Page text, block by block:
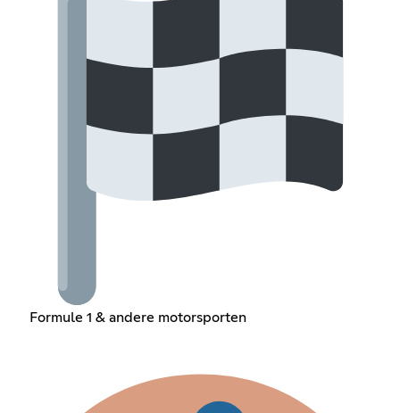
Formule 1 & andere motorsporten